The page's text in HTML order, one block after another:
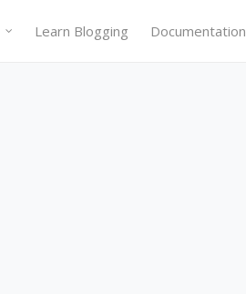
Learn Blogging Documentation